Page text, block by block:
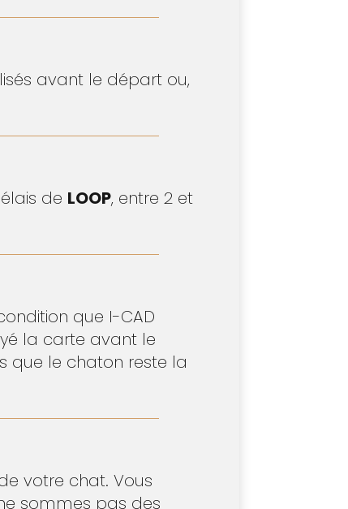
avant le départ ou,
de LOOP, entre 2 et
que I-CAD
la carte avant le
que le chaton reste la
votre chat. Vous
sommes pas des